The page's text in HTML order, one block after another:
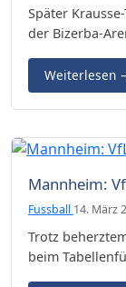
Später
der Bizerba-
Weiterlesen
Mannheim:
Fussball 14. März
Trotz
beim